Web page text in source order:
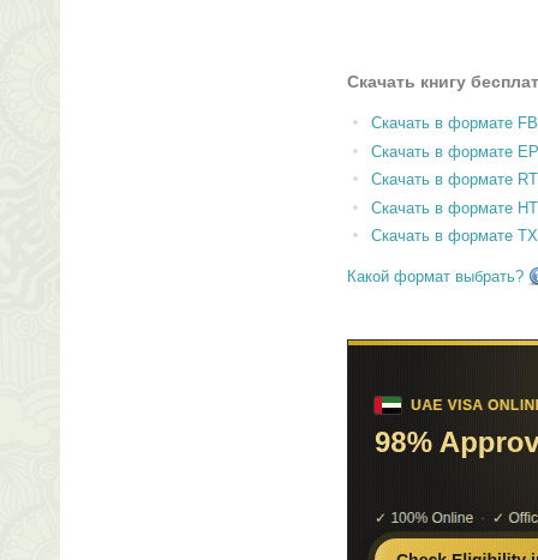
Скачать книгу
Скачать в формате
Скачать в формате
Скачать в формате
Скачать в формате
Скачать в формате
Какой формат выбрать?